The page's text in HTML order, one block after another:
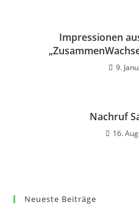
Impressionen
9.
Nachruf
16.
Neueste Beiträge